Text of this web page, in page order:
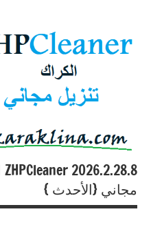
مجاني {الأحدث }